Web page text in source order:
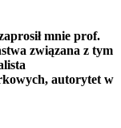
mnie prof.
związana z tym
autorytet w